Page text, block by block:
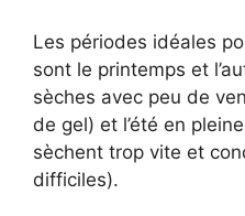
Les périodes idéales
sont le printemps et
sèches avec peu de
de gel) et l’été en
sèchent trop vite et
difficiles).